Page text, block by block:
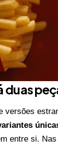
duas
versões
entre si.